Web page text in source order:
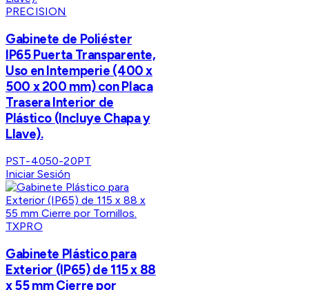
PRECISION
Gabinete de Poliéster
IP65 Puerta Transparente,
Uso en Intemperie (400 x
500 x 200 mm) con Placa
Trasera Interior de
Plástico (Incluye Chapa y
Llave).
PST-4050-20PT
Iniciar Sesión
TXPRO
Gabinete Plástico para
Exterior (IP65) de 115 x 88
x 55 mm Cierre por